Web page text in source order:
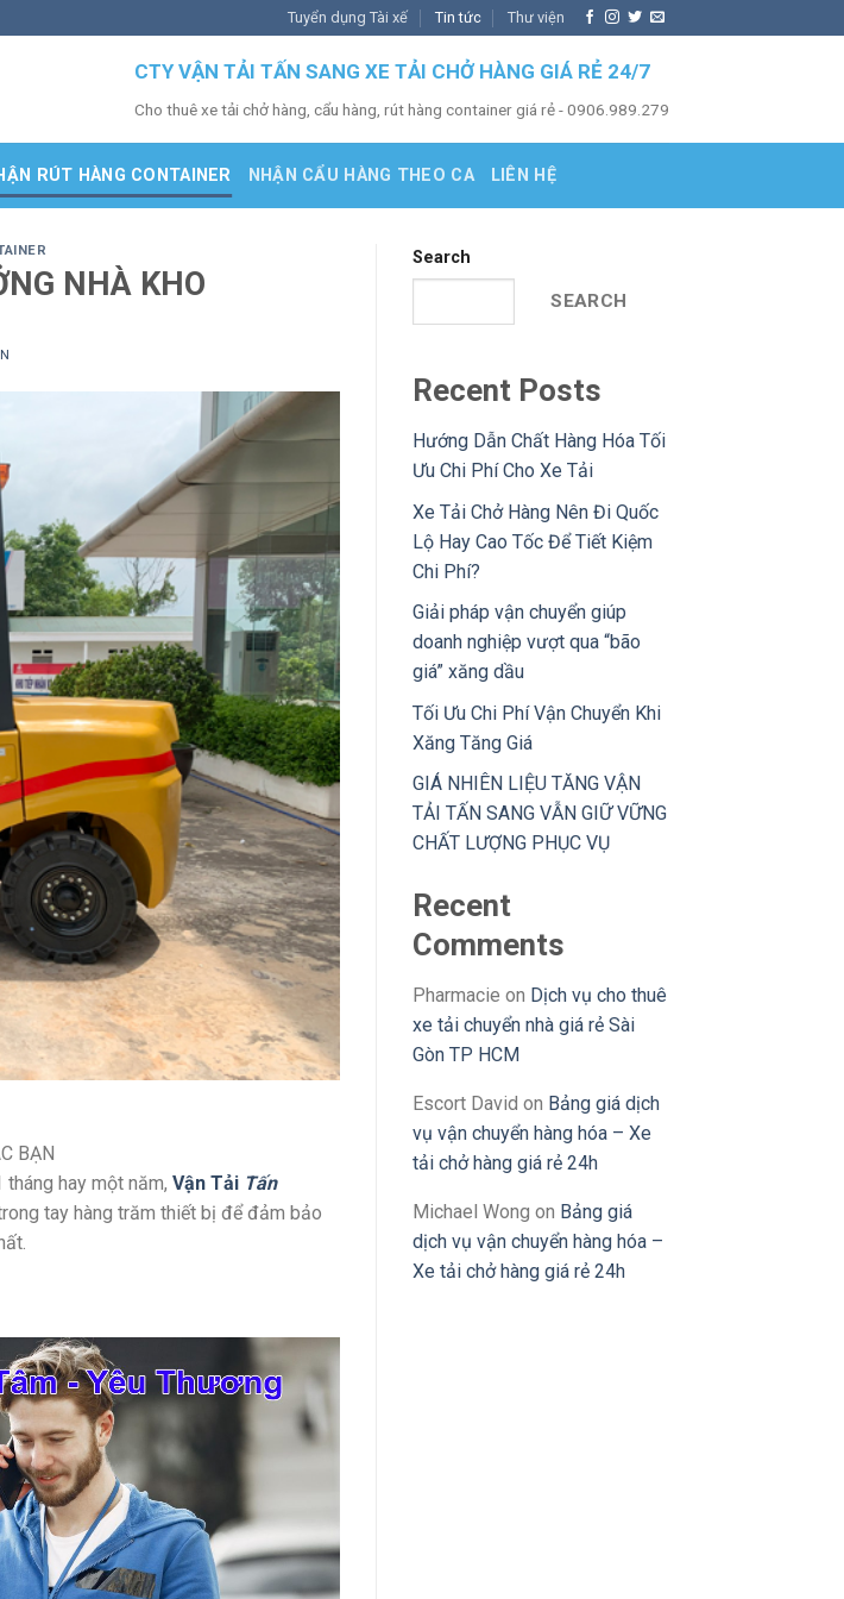
Tuyển dụng Tài xế Tin tức Thư viện
CTY VẬN TẢI TẤN SANG XE TẢI CHỞ HÀNG GIÁ RẺ 24/7
Cho thuê xe tải chở hàng, cẩu hàng, rút hàng container giá rẻ - 0906.989.279
RÚT HÀNG CONTAINER NHẬN CẨU HÀNG THEO CA LIÊN HỆ
NHÀ KHO
BẠN
hay một năm, Vận Tải Tấn
tay hàng trăm thiết bị để đảm bảo
Search
SEARCH
Recent Posts
Hướng Dẫn Chất Hàng Hóa Tối
Ưu Chi Phí Cho Xe Tải
Xe Tải Chở Hàng Nên Đi Quốc
Lộ Hay Cao Tốc Để Tiết Kiệm
Chi Phí?
Giải pháp vận chuyển giúp
doanh nghiệp vượt qua “bão
giá” xăng dầu
Tối Ưu Chi Phí Vận Chuyển Khi
Xăng Tăng Giá
GIÁ NHIÊN LIỆU TĂNG VẬN
TẢI TẤN SANG VẪN GIỮ VỮNG
CHẤT LƯỢNG PHỤC VỤ
Recent
Comments
Pharmacie on Dịch vụ cho thuê
xe tải chuyển nhà giá rẻ Sài
Gòn TP HCM
Escort David on Bảng giá dịch
vụ vận chuyển hàng hóa – Xe
tải chở hàng giá rẻ 24h
Michael Wong on Bảng giá
dịch vụ vận chuyển hàng hóa –
Xe tải chở hàng giá rẻ 24h